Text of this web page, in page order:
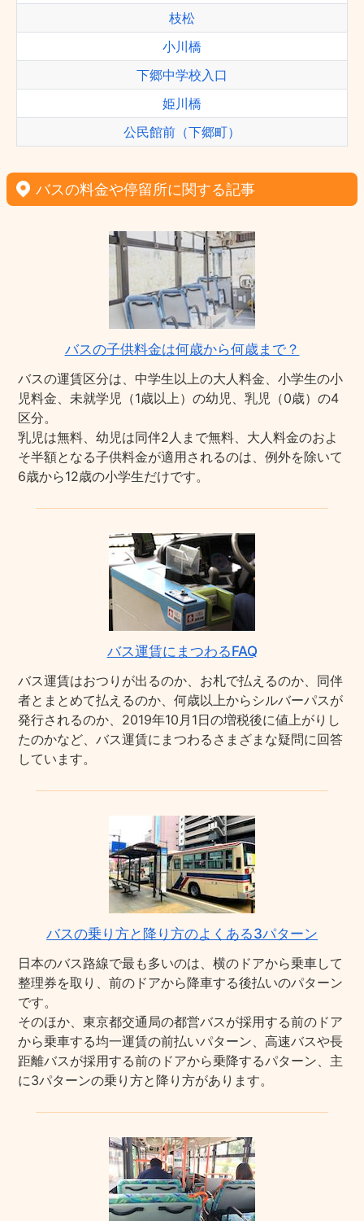
枝松
小川橋
下郷中学校入口
姫川橋
公民館前（下郷町）
バスの料金や停留所に関する記事
バスの子供料金は何歳から何歳まで？
バスの運賃区分は、中学生以上の大人料金、小学生の小
児料金、未就学児（1歳以上）の幼児、乳児（0歳）の4
区分。
乳児は無料、幼児は同伴2人まで無料、大人料金のおよ
そ半額となる子供料金が適用されるのは、例外を除いて
6歳から12歳の小学生だけです。
バス運賃にまつわるFAQ
バス運賃はおつりが出るのか、お札で払えるのか、同伴
者とまとめて払えるのか、何歳以上からシルバーパスが
発行されるのか、2019年10月1日の増税後に値上がりし
たのかなど、バス運賃にまつわるさまざまな疑問に回答
しています。
バスの乗り方と降り方のよくある3パターン
日本のバス路線で最も多いのは、横のドアから乗車して
整理券を取り、前のドアから降車する後払いのパターン
です。
そのほか、東京都交通局の都営バスが採用する前のドア
から乗車する均一運賃の前払いパターン、高速バスや長
距離バスが採用する前のドアから乗降するパターン、主
に3パターンの乗り方と降り方があります。